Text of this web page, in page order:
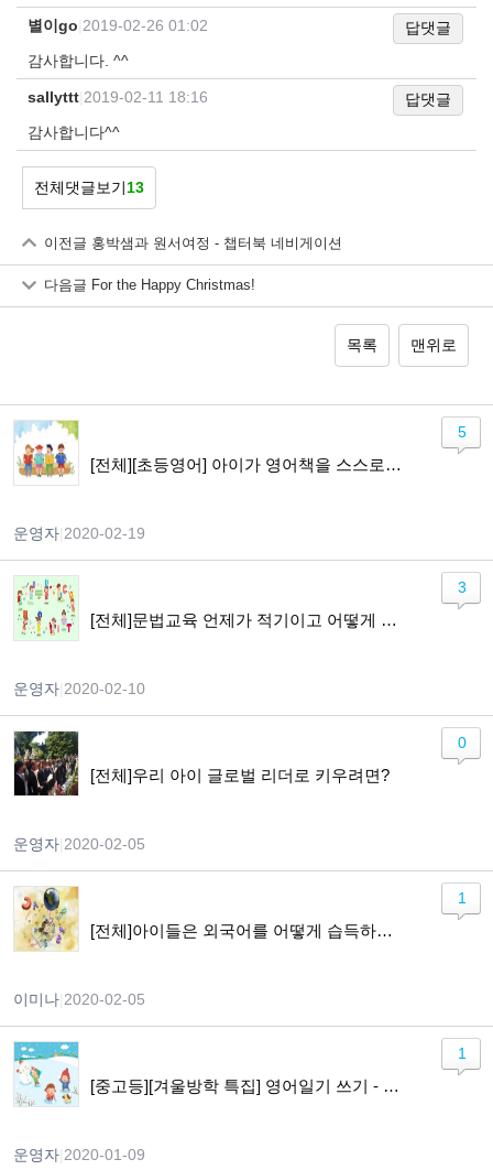
별이go 2019-02-26 01:02
답댓글
감사합니다. ^^
sallyttt 2019-02-11 18:16
답댓글
감사합니다^^
전체댓글보기13
이전글 홍박샘과 원서여정 - 챕터북 네비게이션
다음글 For the Happy Christmas!
목록 맨위로
[전체][초등영어] 아이가 영어책을 스스로 읽기까지
운영자 2020-02-19
5
[전체]문법교육 언제가 적기이고 어떻게 가르쳐야 하나요?
운영자 2020-02-10
3
[전체]우리 아이 글로벌 리더로 키우려면?
운영자 2020-02-05
0
[전체]아이들은 외국어를 어떻게 습득하게 되나요?
이미나 2020-02-05
1
[중고등][겨울방학 특집] 영어일기 쓰기 - Lets Keep a Diary in English
운영자 2020-01-09
1